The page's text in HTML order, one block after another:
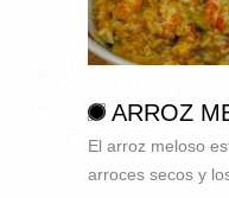
ARROZ
El arroz meloso
arroces secos y